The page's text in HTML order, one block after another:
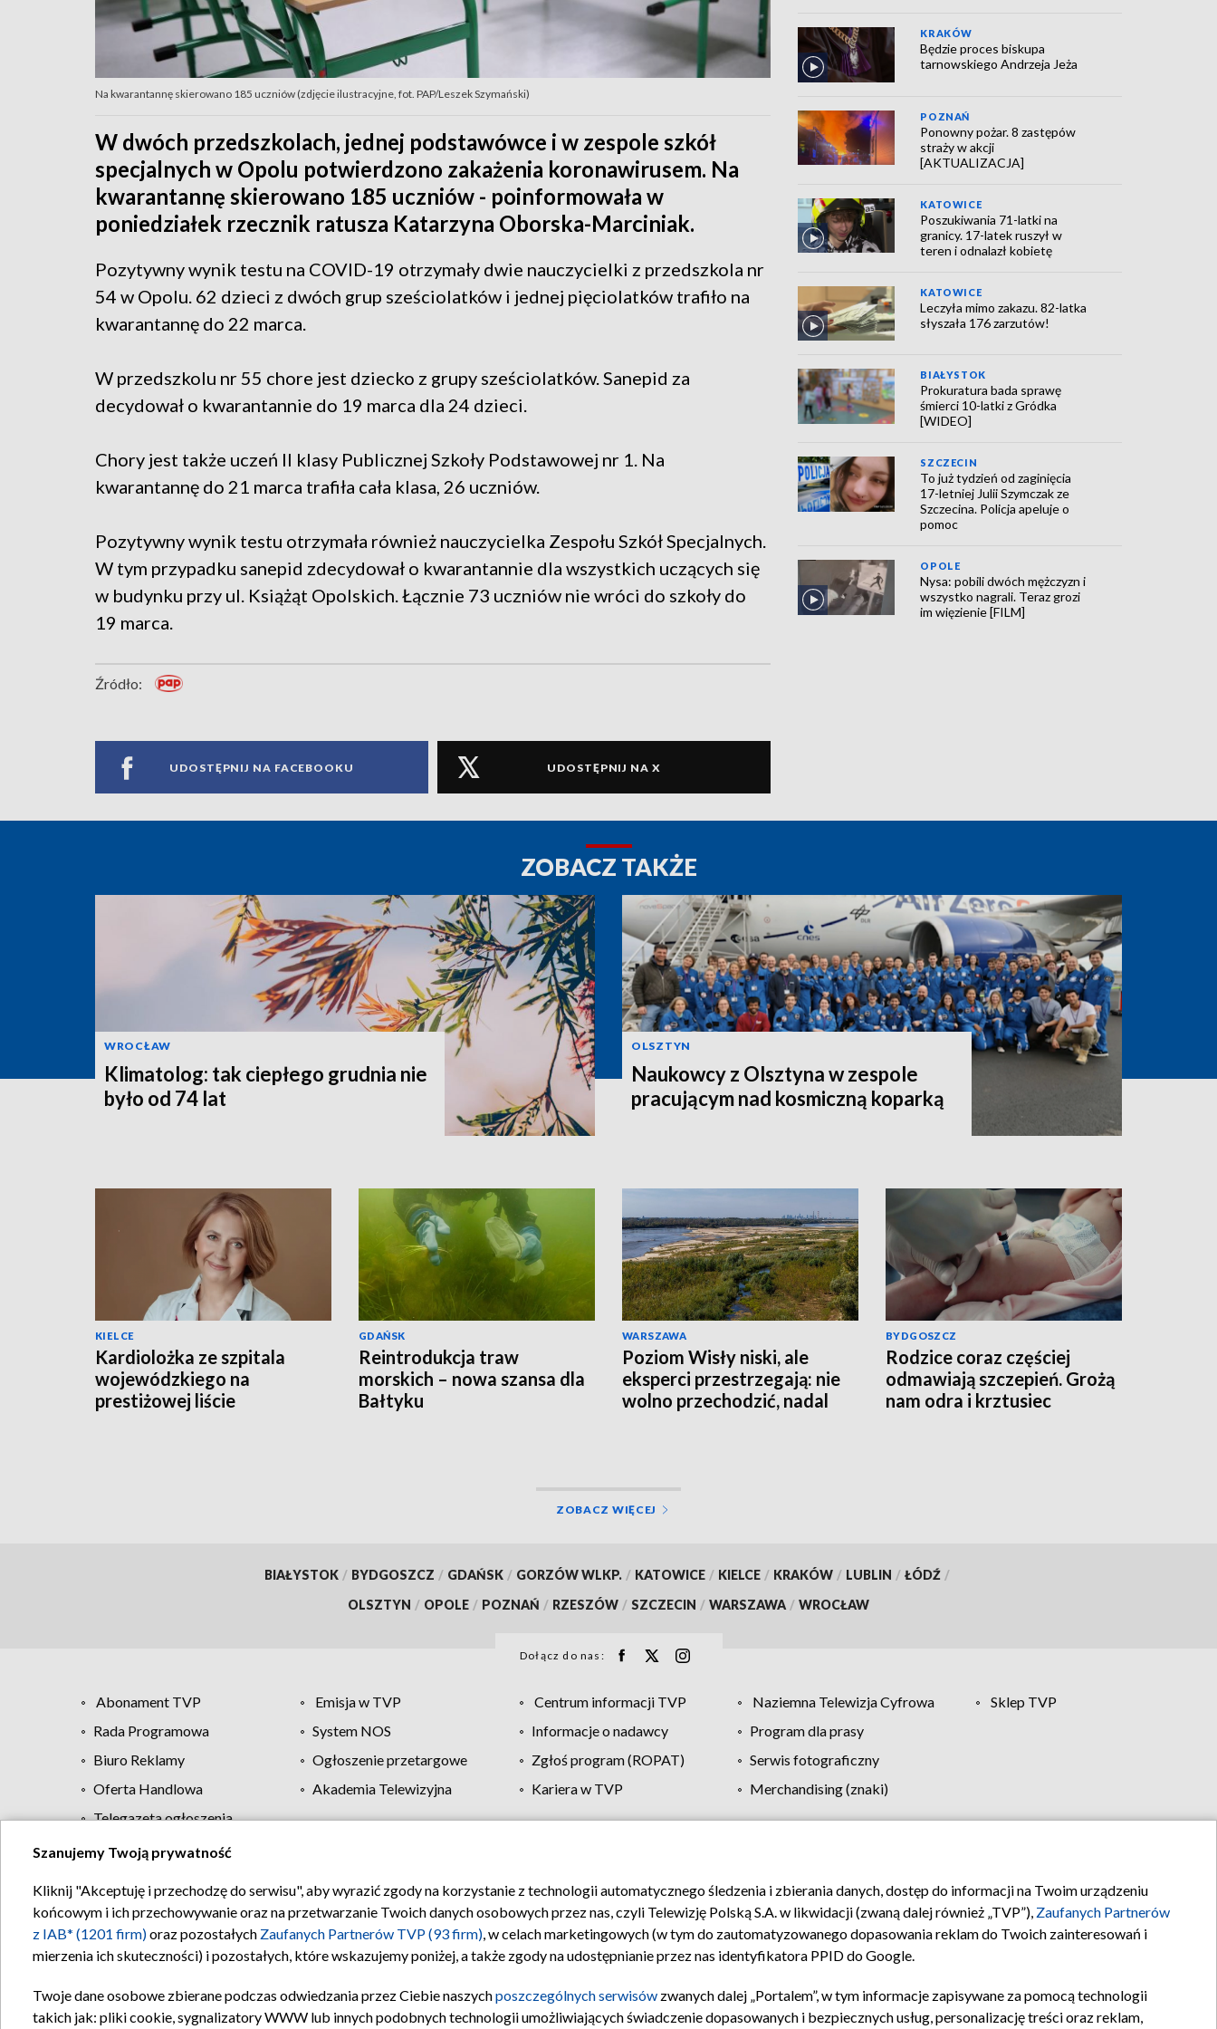
Na kwarantannę skierowano 185 uczniów (zdjęcie ilustracyjne, fot. PAP/Leszek Szymański)
W dwóch przedszkolach, jednej podstawówce i w zespole szkół
specjalnych w Opolu potwierdzono zakażenia koronawirusem. Na
kwarantannę skierowano 185 uczniów - poinformowała w
poniedziałek rzecznik ratusza Katarzyna Oborska-Marciniak.
Pozytywny wynik testu na COVID-19 otrzymały dwie nauczycielki z przedszkola nr
54 w Opolu. 62 dzieci z dwóch grup sześciolatków i jednej pięciolatków trafiło na
kwarantannę do 22 marca.
W przedszkolu nr 55 chore jest dziecko z grupy sześciolatków. Sanepid za
decydował o kwarantannie do 19 marca dla 24 dzieci.
Chory jest także uczeń II klasy Publicznej Szkoły Podstawowej nr 1. Na
kwarantannę do 21 marca trafiła cała klasa, 26 uczniów.
Pozytywny wynik testu otrzymała również nauczycielka Zespołu Szkół Specjalnych.
W tym przypadku sanepid zdecydował o kwarantannie dla wszystkich uczących się
w budynku przy ul. Książąt Opolskich. Łącznie 73 uczniów nie wróci do szkoły do
19 marca.
Źródło:
UDOSTĘPNIJ NA FACEBOOKU UDOSTĘPNIJ NA X
KRAKÓW
Będzie proces biskupa
tarnowskiego Andrzeja Jeża
POZNAŃ
Ponowny pożar. 8 zastępów
straży w akcji
[AKTUALIZACJA]
KATOWICE
Poszukiwania 71-latki na
granicy. 17-latek ruszył w
teren i odnalazł kobietę
KATOWICE
Leczyła mimo zakazu. 82-latka
słyszała 176 zarzutów!
BIAŁYSTOK
Prokuratura bada sprawę
śmierci 10-latki z Gródka
[WIDEO]
SZCZECIN
To już tydzień od zaginięcia
17-letniej Julii Szymczak ze
Szczecina. Policja apeluje o
pomoc
OPOLE
Nysa: pobili dwóch mężczyzn i
wszystko nagrali. Teraz grozi
im więzienie [FILM]
ZOBACZ TAKŻE
WROCŁAW
Klimatolog: tak ciepłego grudnia nie
było od 74 lat
OLSZTYN
Naukowcy z Olsztyna w zespole
pracującym nad kosmiczną koparką
KIELCE
Kardiolożka ze szpitala
wojewódzkiego na
prestiżowej liście
GDAŃSK
Reintrodukcja traw
morskich – nowa szansa dla
Bałtyku
WARSZAWA
Poziom Wisły niski, ale
eksperci przestrzegają: nie
wolno przechodzić, nadal
BYDGOSZCZ
Rodzice coraz częściej
odmawiają szczepień. Grożą
nam odra i krztusiec
ZOBACZ WIĘCEJ
BIAŁYSTOK / BYDGOSZCZ / GDAŃSK / GORZÓW WLKP. / KATOWICE / KIELCE / KRAKÓW / LUBLIN / ŁÓDŹ /
OLSZTYN / OPOLE / POZNAŃ / RZESZÓW / SZCZECIN / WARSZAWA / WROCŁAW
Dołącz do nas:
Abonament TVP Emisja w TVP Centrum informacji TVP Naziemna Telewizja Cyfrowa
Sklep TVP
Rada Programowa
System NOS Informacje o nadawcy
Program dla prasy
Biuro Reklamy
Ogłoszenie przetargowe Zgłoś program (ROPAT)
Serwis fotograficzny
Oferta Handlowa
Akademia Telewizyjna Kariera w TVP
Merchandising (znaki)
Telegazeta ogłoszenia
Regulamin TVP Polityka prywatności Moje zgody Pomoc Biuro reklamy Kontakt
Szanujemy Twoją prywatność
Kliknij "Akceptuję i przechodzę do serwisu", aby wyrazić zgody na korzystanie z technologii automatycznego śledzenia i zbierania danych, dostęp do informacji na Twoim urządzeniu
końcowym i ich przechowywanie oraz na przetwarzanie Twoich danych osobowych przez nas, czyli Telewizję Polską S.A. w likwidacji (zwaną dalej również „TVP”), Zaufanych Partnerów
z IAB* (1201 firm)oraz pozostałych Zaufanych Partnerów TVP (93 firm), w celach marketingowych (w tym do zautomatyzowanego dopasowania reklam do Twoich zainteresowań i
mierzenia ich skuteczności) i pozostałych, które wskazujemy poniżej, a także zgody na udostępnianie przez nas identyfikatora PPID do Google.
Twoje dane osobowe zbierane podczas odwiedzania przez Ciebie naszychposzczególnych serwisów zwanych dalej „Portalem”, w tym informacje zapisywane za pomocą technologii
takich jak: pliki cookie, sygnalizatory WWW lub innych podobnych technologii umożliwiających świadczenie dopasowanych i bezpiecznych usług, personalizację treści oraz reklam,